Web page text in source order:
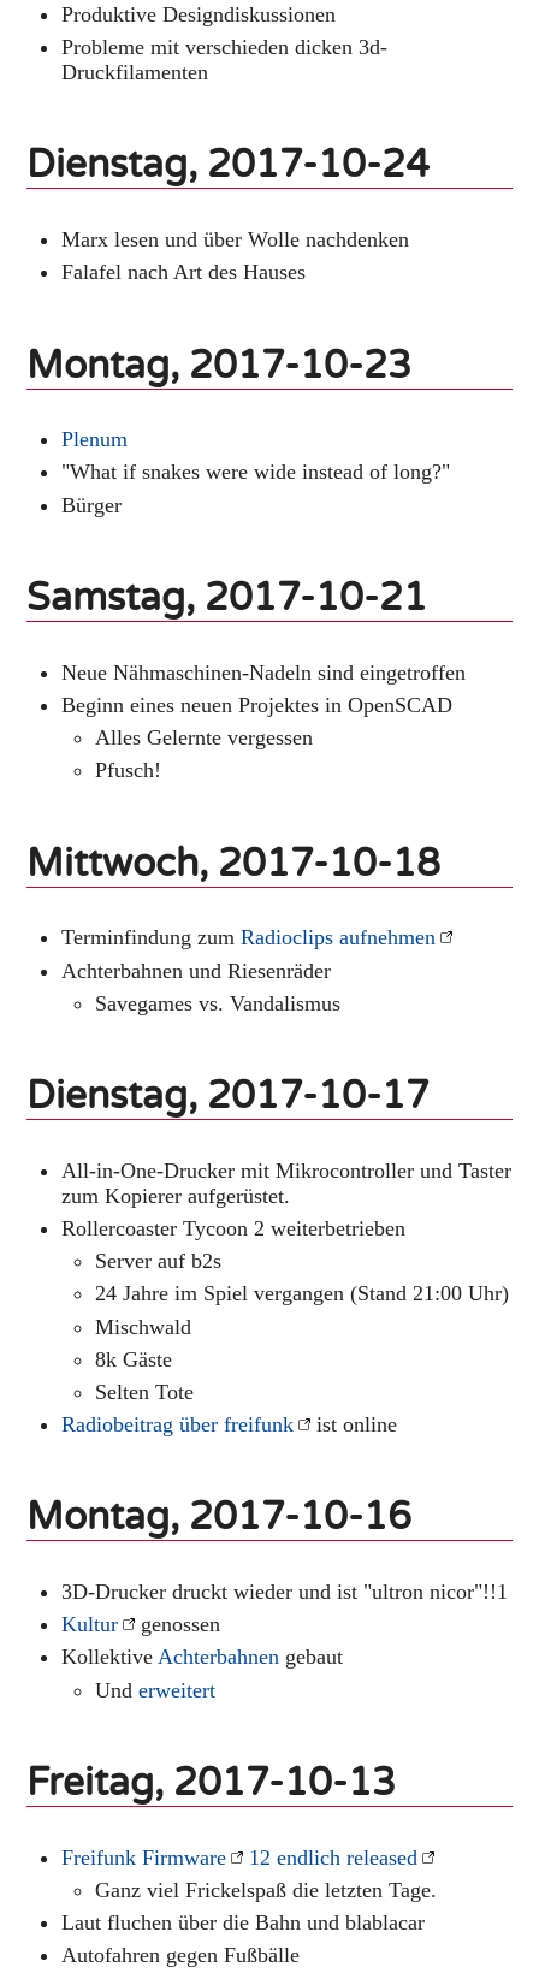
Produktive Designdiskussionen
Probleme mit verschieden dicken 3d-
Druckfilamenten
Dienstag, 2017-10-24
Marx lesen und über Wolle nachdenken
Falafel nach Art des Hauses
Montag, 2017-10-23
Plenum
"What if snakes were wide instead of long?"
Bürger
Samstag, 2017-10-21
Neue Nähmaschinen-Nadeln sind eingetroffen
Beginn eines neuen Projektes in OpenSCAD
Alles Gelernte vergessen
Pfusch!
Mittwoch, 2017-10-18
Terminfindung zum Radioclips aufnehmen
Achterbahnen und Riesenräder
Savegames vs. Vandalismus
Dienstag, 2017-10-17
All-in-One-Drucker mit Mikrocontroller und Taster
zum Kopierer aufgerüstet.
Rollercoaster Tycoon 2 weiterbetrieben
Server auf b2s
24 Jahre im Spiel vergangen (Stand 21:00 Uhr)
Mischwald
8k Gäste
Selten Tote
Radiobeitrag über freifunk
ist online
Montag, 2017-10-16
3D-Drucker druckt wieder und ist "ultron nicor"!!1
Kultur
genossen
Kollektive Achterbahnengebaut
Und erweitert
Freitag, 2017-10-13
Freifunk Firmware
12 endlich released
Ganz viel Frickelspaß die letzten Tage.
Laut fluchen über die Bahn und blablacar
Autofahren gegen Fußbälle